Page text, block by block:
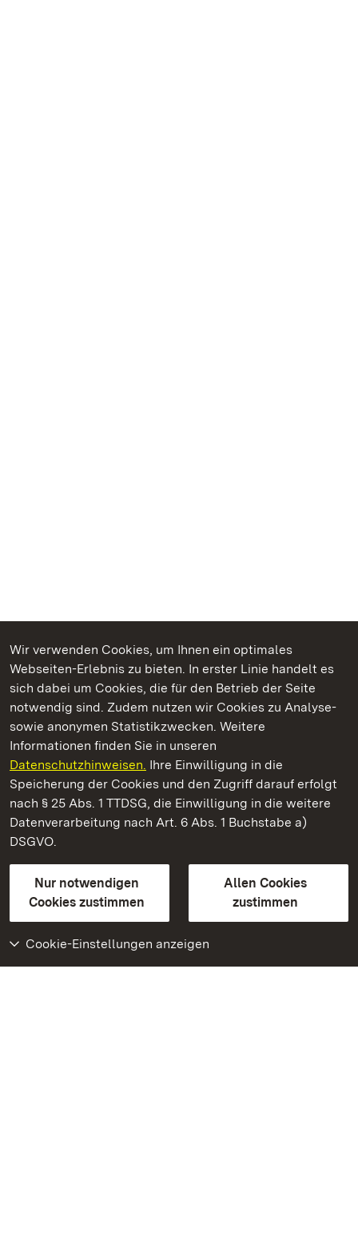
Wir verwenden Cookies, um Ihnen ein optimales
Webseiten-Erlebnis zu bieten. In erster Linie handelt es
sich dabei um Cookies, die für den Betrieb der Seite
notwendig sind. Zudem nutzen wir Cookies zu Analyse-
sowie anonymen Statistikzwecken. Weitere
Informationen finden Sie in unseren
Datenschutzhinweisen. Ihre Einwilligung in die
Speicherung der Cookies und den Zugriff darauf erfolgt
nach § 25 Abs. 1 TTDSG, die Einwilligung in die weitere
Datenverarbeitung nach Art. 6 Abs. 1 Buchstabe a)
DSGVO.
Nur notwendigen
Cookies zustimmen
Allen Cookies
zustimmen
Cookie-Einstellungen anzeigen
Kommen. Staunen. Genießen.
Staatliche Schlösser und Gärten Baden‑Württemberg
Staatliche Schlösser und Gärten Baden-Württemberg
Kontakt
GebärdenspracheLeichte Sprache
Erklärung zur Barrierefreiheit
BITV-konform (geprüfte Seiten)
Weiteres